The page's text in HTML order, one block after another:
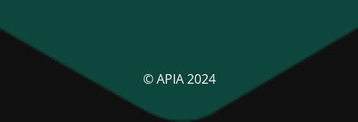
© APIA 2024